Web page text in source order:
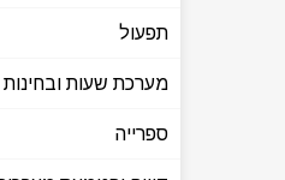
תפעול
מערכת שעות ובחינות
ספרייה